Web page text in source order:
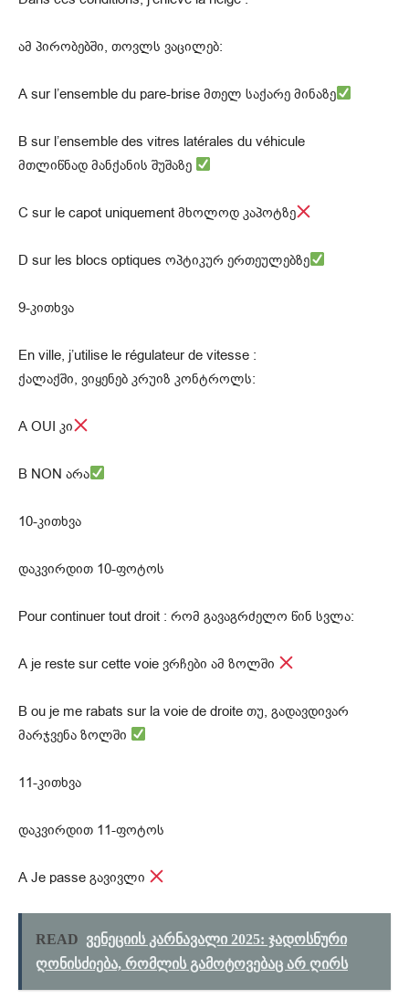
ამ პირობებში, თოვლს ვაცილებ:
A sur l’ensemble du pare-brise მთელ საქარე მინაზე
B sur l’ensemble des vitres latérales du véhicule
მთლიწნად მანქანის შუშაზე
C sur le capot uniquement მხოლოდ კაპოტზე
D sur les blocs optiques ოპტიკურ ერთეულებზე
9-კითხვა
En ville, j’utilise le régulateur de vitesse :
ქალაქში, ვიყენებ კრუიზ კონტროლს:
A OUI კი
B NON არა
10-კითხვა
დაკვირდით 10-ფოტოს
Pour continuer tout droit : რომ გავაგრძელო წინ სვლა:
A je reste sur cette voie ვრჩები ამ ზოლში
B ou je me rabats sur la voie de droite თუ, გადავდივარ
მარჯვენა ზოლში
11-კითხვა
დაკვირდით 11-ფოტოს
A Je passe გავივლი
READ ვენეციის კარნავალი 2025: ჯადოსნური
ღონისძიება, რომლის გამოტოვებაც არ ღირს